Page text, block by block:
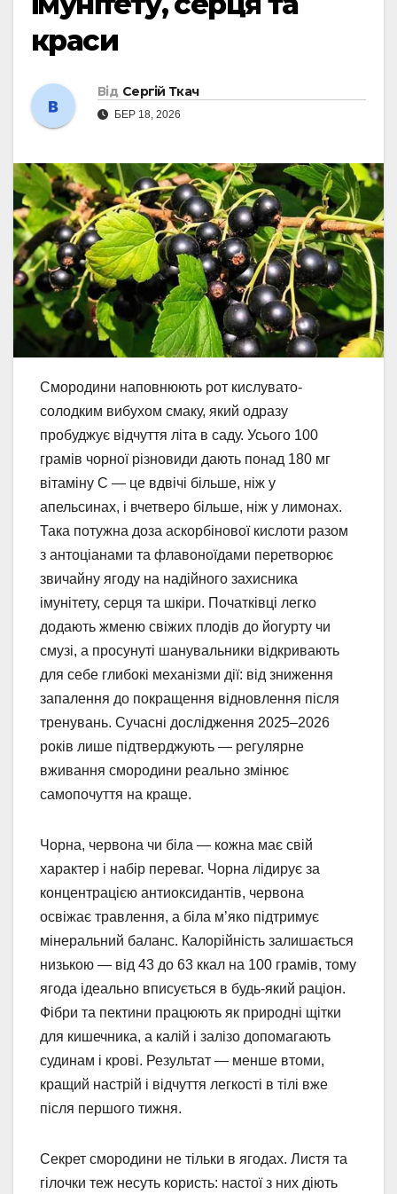
краси
Від Сергій Ткач
БЕР 18, 2026
Смородини наповнюють рот кислувато-
солодким вибухом смаку, який одразу
пробуджує відчуття літа в саду. Усього 100
грамів чорної різновиди дають понад 180 мг
вітаміну С — це вдвічі більше, ніж у
апельсинах, і вчетверо більше, ніж у лимонах.
Така потужна доза аскорбінової кислоти разом
з антоціанами та флавоноїдами перетворює
звичайну ягоду на надійного захисника
імунітету, серця та шкіри. Початківці легко
додають жменю свіжих плодів до йогурту чи
смузі, а просунуті шанувальники відкривають
для себе глибокі механізми дії: від зниження
запалення до покращення відновлення після
тренувань. Сучасні дослідження 2025–2026
років лише підтверджують — регулярне
вживання смородини реально змінює
самопочуття на краще.
Чорна, червона чи біла — кожна має свій
характер і набір переваг. Чорна лідирує за
концентрацією антиоксидантів, червона
освіжає травлення, а біла м’яко підтримує
мінеральний баланс. Калорійність залишається
низькою — від 43 до 63 ккал на 100 грамів, тому
ягода ідеально вписується в будь-який раціон.
Фібри та пектини працюють як природні щітки
для кишечника, а калій і залізо допомагають
судинам і крові. Результат — менше втоми,
кращий настрій і відчуття легкості в тілі вже
після першого тижня.
Секрет смородини не тільки в ягодах. Листя та
гілочки теж несуть користь: настої з них діють